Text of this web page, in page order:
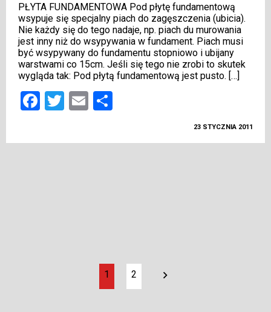
PŁYTA FUNDAMENTOWA Pod płytę fundamentową
wsypuje się specjalny piach do zagęszczenia (ubicia).
Nie każdy się do tego nadaje, np. piach du murowania
jest inny niż do wsypywania w fundament. Piach musi
być wsypywany do fundamentu stopniowo i ubijany
warstwami co 15cm. Jeśli się tego nie zrobi to skutek
wygląda tak: Pod płytą fundamentową jest pusto. […]
Facebook
Twitter
Email
23 STYCZNIA 2011
1 2